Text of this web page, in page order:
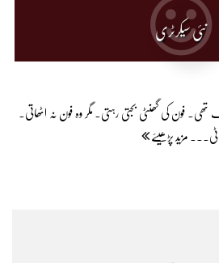
نئی سیکرٹری
فون کی گھنٹی بجتی رہتی۔ مگر وہ فون نہ اٹھاتی۔
مزید پڑھیئے